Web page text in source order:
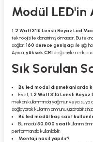
Modül LED'in
1,2 Watt 3'lü Lensli Beyaz Led
teknolojisi ile donatılmış olmasıdır. Bu
sağlar. 160 derece geniş açı ile ışığı
Ayrıca,yüksek CRI değeriyle renkleri
Sık Sorulan
Bu led modül dış mekanlarda
Evet, 1,2 Watt 3'lü Lensli Beyaz
mekan kullanımında yağmur veya
sağlayarak kullanım ömrünü uzatabilirsiniz.
Bu led modül kaç saat
Bu modül50.000 saatkullanım
performansla kullanılabilir.
Montajı nasıl yapılır?